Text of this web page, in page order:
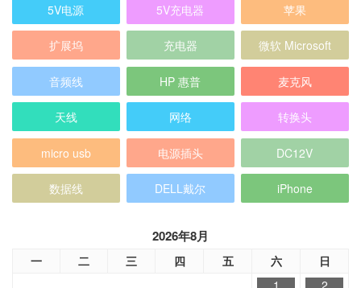
5V电源 5V充电器 苹果
扩展坞 充电器 微软 Microsoft
音频线 HP 惠普 麦克风
天线 网络 转换头
micro usb 电源插头 DC12V
数据线 DELL戴尔 iPhone
2026年8月
一 二 三 四 五 六 日